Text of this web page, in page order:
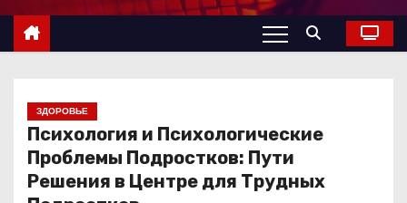
с
ЗДОРОВЬЕ
Психология и Психологические
Проблемы Подростков: Пути
Решения в Центре для Трудных